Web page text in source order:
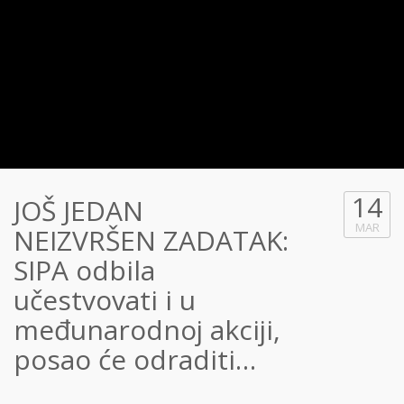
JOŠ JEDAN
NEIZVRŠEN ZADATAK:
SIPA odbila
učestvovati i u
međunarodnoj akciji,
posao će odraditi…
14
MAR